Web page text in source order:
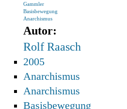
Gammler
Basisbewegung
Anarchismus
Autor:
Rolf Raasch
2005
Anarchismus
Anarchismus
Basisbewegung